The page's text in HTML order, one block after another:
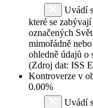
Uvádí
které se
označených
mimořádně
ohledně údajů o
(Zdroj dat: ISS
Kontroverze v
0.00%
Uvádí